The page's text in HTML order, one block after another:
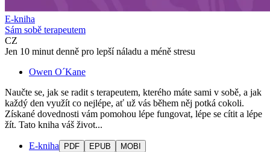
E-kniha
Sám sobě terapeutem
CZ
Jen 10 minut denně pro lepší náladu a méně stresu
Owen O´Kane
Naučte se, jak se radit s terapeutem, kterého máte sami v sobě, a jak
každý den využít co nejlépe, ať už vás během něj potká cokoli.
Získané dovednosti vám pomohou lépe fungovat, lépe se cítit a lépe
žít. Tato kniha váš život...
E-kniha PDF EPUB MOBI